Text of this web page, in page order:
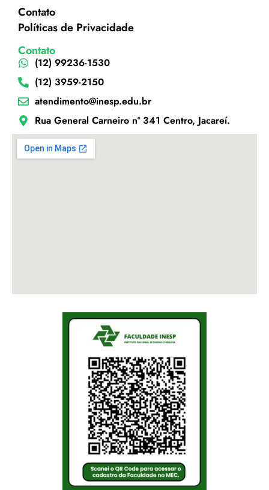
Contato
Políticas de Privacidade
Contato
(12) 99236-1530
(12) 3959-2150
atendimento@inesp.edu.br
Rua General Carneiro nº 341 Centro, Jacareí.